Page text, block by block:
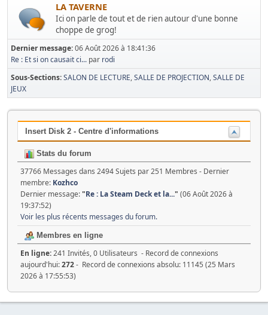
LA TAVERNE
Ici on parle de tout et de rien autour d'une bonne
choppe de grog!
Dernier message:06 Août 2026 à 18:41:36
Re : Et si on causait ci... par rodi
Sous-Sections SALON DE LECTURE SALLE DE PROJECTION SALLE DE
JEUX
Insert Disk 2 - Centre d'informations
Stats du forum
37766 Messages dans 2494 Sujets par 251 Membres - Dernier
membre: Kozhco
Dernier message:"Re : La Steam Deck et la..." (06 Août 2026 à
19:37:52)
Voir les plus récents messages du forum.
Membres en ligne
En ligne:241 Invités, 0 Utilisateurs - Record de connexions
aujourd'hui:272- Record de connexions absolu: 11145 (25 Mars
2026 à 17:55:53)